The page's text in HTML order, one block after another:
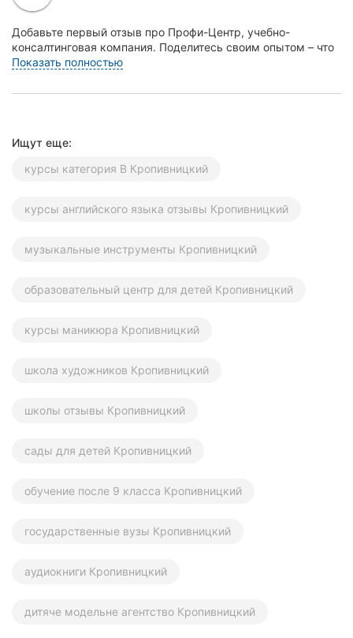
Ивано-
Франковск
Луцк
Ужгород
Добавьте первый отзыв про Профи-Центр, учебно-
консалтинговая компания. Поделитесь своим опытом – что
Вам понравилось, а что нет! Это поможет другим ж...
Показать полностью
Ищут еще:
курсы категория В Кропивницкий
курсы английского языка отзывы Кропивницкий
музыкальные инструменты Кропивницкий
образовательный центр для детей Кропивницкий
курсы маникюра Кропивницкий
школа художников Кропивницкий
школы отзывы Кропивницкий
сады для детей Кропивницкий
обучение после 9 класса Кропивницкий
государственные вузы Кропивницкий
аудиокниги Кропивницкий
дитяче модельне агентство Кропивницкий